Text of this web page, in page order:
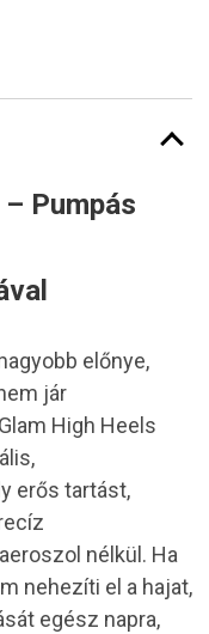
Pumpás
előnye,
jár
High Heels
erős tartást,
nélkül. Ha
nehezíti el a hajat,
egész napra,